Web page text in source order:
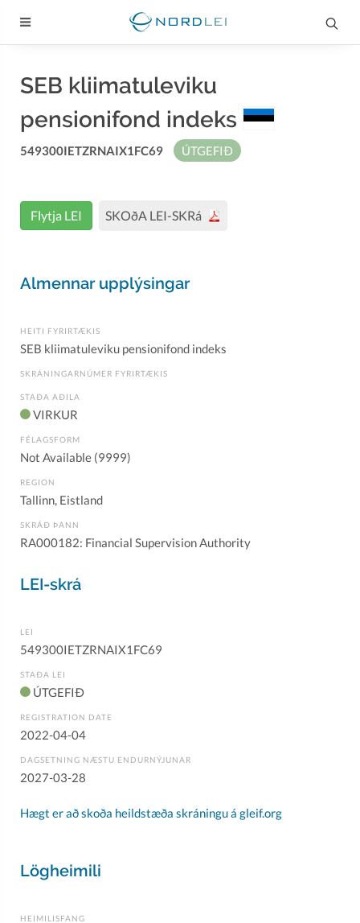
SEB kliimatuleviku
pensionifond indeks
549300IETZRNAIX1FC69 ÚTGEFIÐ
Flytja LEI SKOðA LEI-SKRá
Almennar upplýsingar
HEITI FYRIRTÆKIS
SEB kliimatuleviku pensionifond indeks
SKRÁNINGARNÚMER FYRIRTÆKIS
STAÐA AÐILA
VIRKUR
FÉLAGSFORM
Not Available (9999)
REGION
Tallinn, Eistland
SKRÁÐ ÞANN
RA000182: Financial Supervision Authority
LEI-skrá
LEI
549300IETZRNAIX1FC69
STAÐA LEI
ÚTGEFIÐ
REGISTRATION DATE
2022-04-04
DAGSETNING NÆSTU ENDURNÝJUNAR
2027-03-28
Hægt er að skoða heildstæða skráningu á gleif.org
Lögheimili
HEIMILISFANG